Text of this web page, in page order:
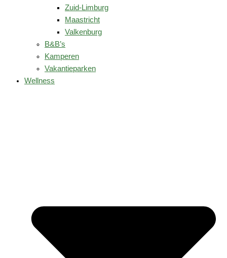
Zuid-Limburg
Maastricht
Valkenburg
B&B’s
Kamperen
Vakantieparken
Wellness